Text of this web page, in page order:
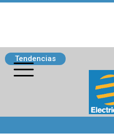
Tendencias